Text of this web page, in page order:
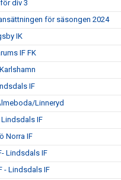
div 3
för säsongen 2024
IK
IF FK
IF
Linneryd
IF
Norra IF
Lindsdals IF
- Lindsdals IF